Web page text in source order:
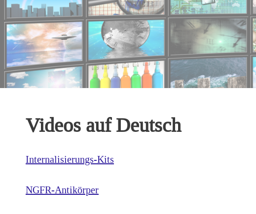
Videos auf Deutsch
Internalisierungs-Kits
NGFR-Antikörper